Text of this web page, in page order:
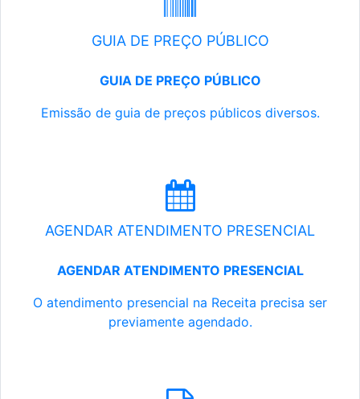
GUIA DE PREÇO PÚBLICO
GUIA DE PREÇO PÚBLICO
Emissão de guia de preços públicos diversos.
AGENDAR ATENDIMENTO PRESENCIAL
AGENDAR ATENDIMENTO PRESENCIAL
O atendimento presencial na Receita precisa ser
previamente agendado.